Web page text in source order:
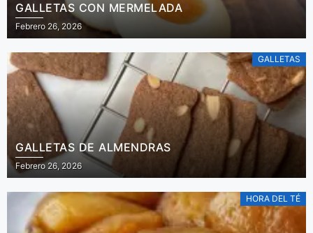
GALLETAS CON MERMELADA
Febrero 26, 2026
GALLETAS
GALLETAS DE ALMENDRAS
Febrero 26, 2026
HORA DEL TÉ